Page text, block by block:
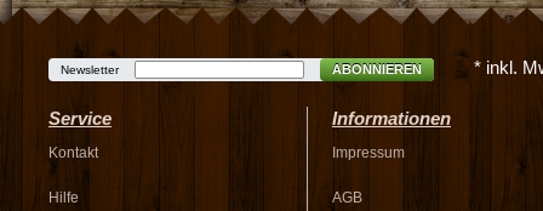
Newsletter ABONNIEREN * inkl.
Service
Kontakt
Hilfe
Informationen
Impressum
AGB